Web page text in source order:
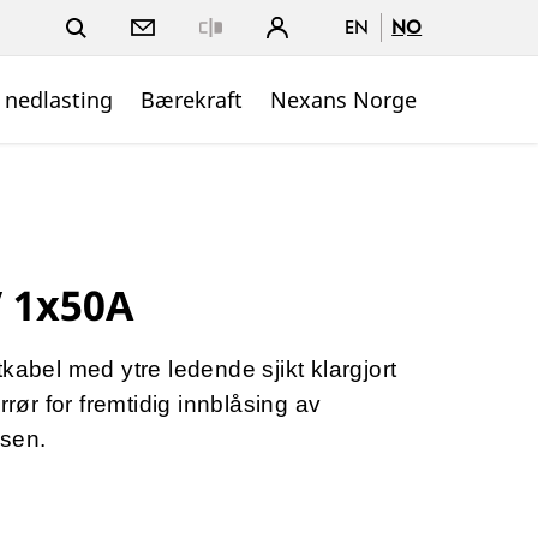
EN NO
Bærekraft Nexans Norge
1x50A
med ytre ledende sjikt klargjort
for fremtidig innblåsing av